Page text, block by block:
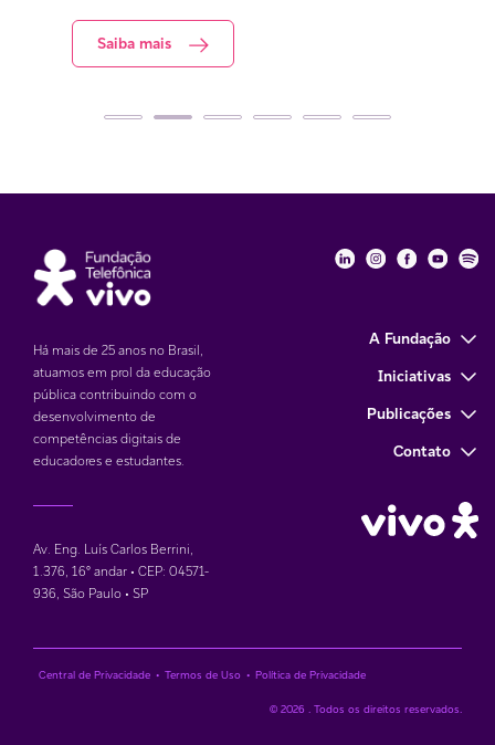
Saiba mais
Há mais de 25 anos no Brasil,
atuamos em prol da educação
pública contribuindo com o
desenvolvimento de
competências digitais de
educadores e estudantes.
Av. Eng. Luís Carlos Berrini,
1.376, 16° andar • CEP: 04571-
936, São Paulo • SP
Fundação
Fundação
A Fundação
Iniciativas
Publicações
Contato
© 2026 . Todos os direitos reservados.
Central de Privacidade • Termos de Uso • Política de Privacidade